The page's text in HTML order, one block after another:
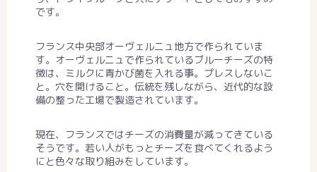
です。
フランス中央部オーヴェルニュ地方で作られていま
す。オーヴェルニュで作られているブルーチーズの特
徴は、ミルクに青かび菌を入れる事。プレスしないこ
と。穴を開けること。伝統を残しながら、近代的な設
備の整った工場で製造されています。
現在、フランスではチーズの消費量が減ってきている
そうです。若い人がもっとチーズを食べてくれるよう
にと色々な取り組みをしています。